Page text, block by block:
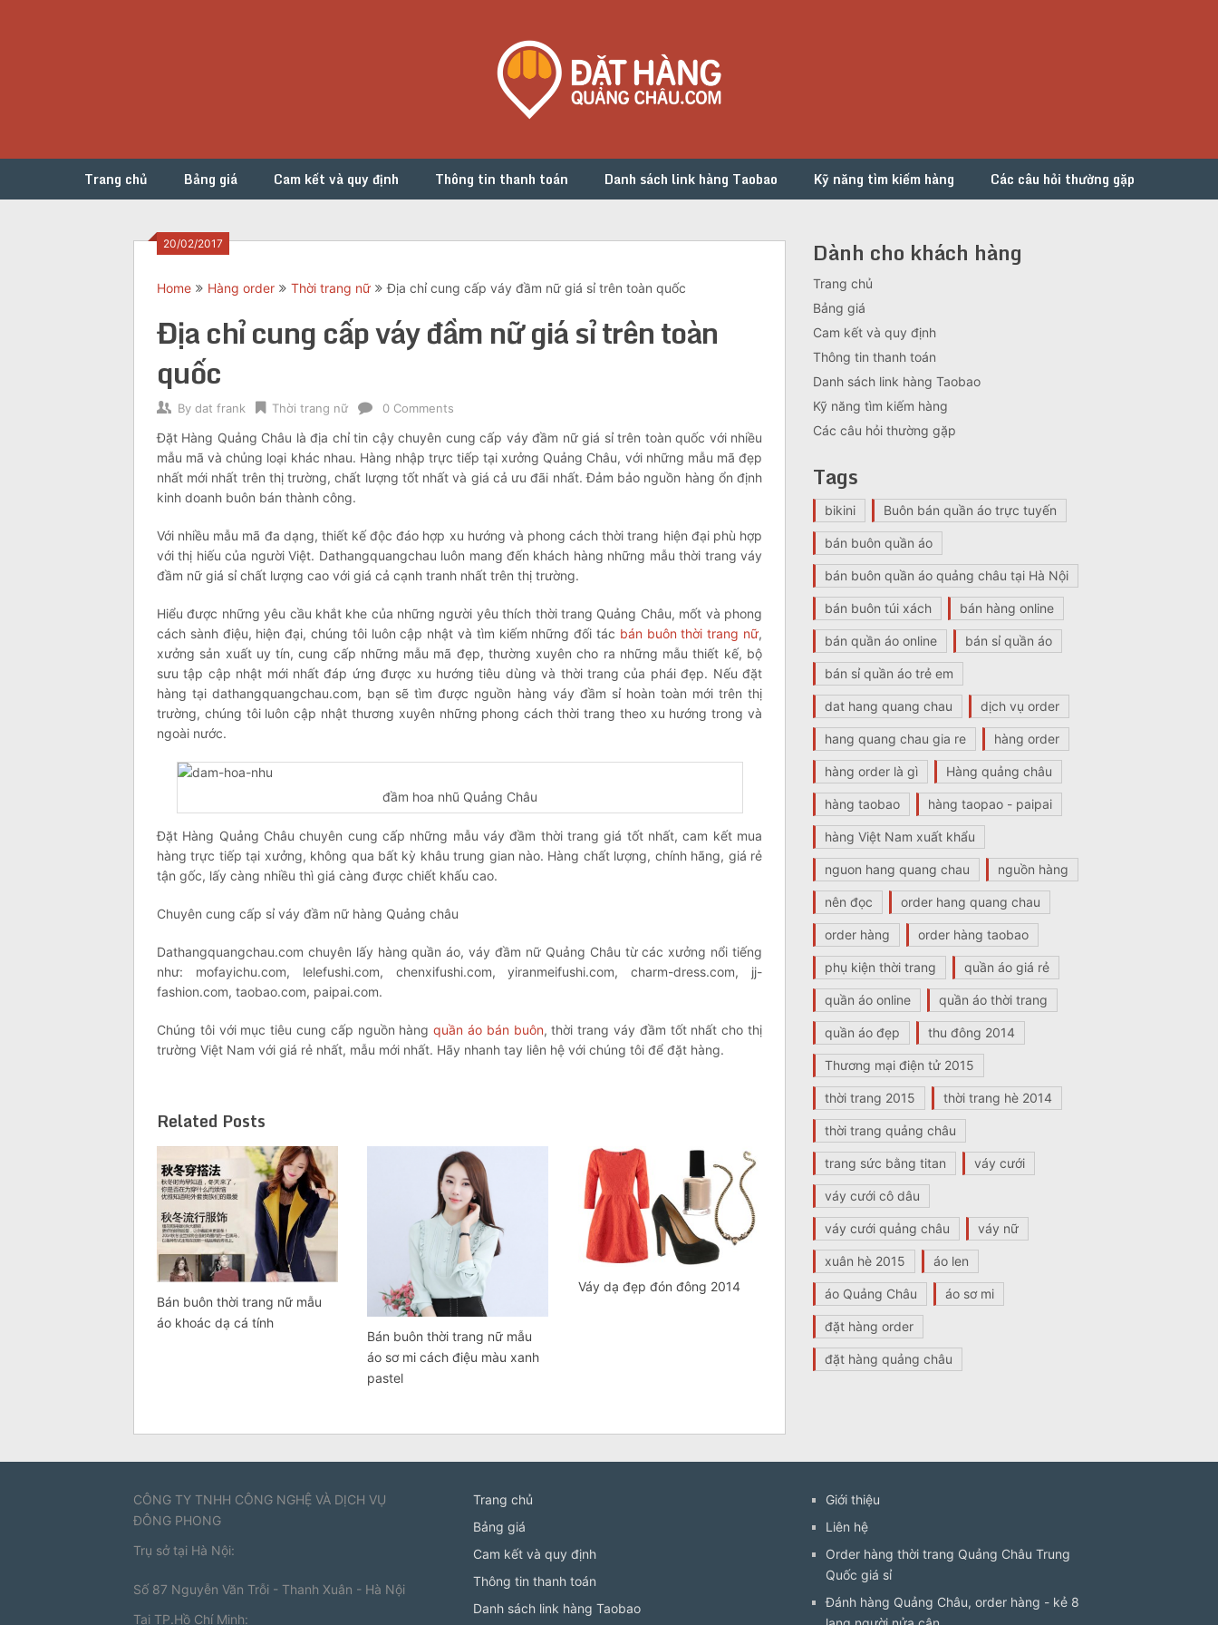
Trang chủ Bảng giá Cam kết và quy định Thông tin thanh toán Danh sách link hàng Taobao Kỹ năng tìm kiếm hàng Các câu hỏi thường gặp
20/02/2017
Home Hàng order Thời trang nữ Địa chỉ cung cấp váy đầm nữ giá sỉ trên toàn quốc
Địa chỉ cung cấp váy đầm nữ giá sỉ trên toàn
quốc
By dat frank Thời trang nữ 0 Comments
Đặt Hàng Quảng Châu là địa chỉ tin cậy chuyên cung cấp váy đầm nữ giá sỉ trên toàn quốc với nhiều
mẫu mã và chủng loại khác nhau. Hàng nhập trực tiếp tại xưởng Quảng Châu, với những mẫu mã đẹp
nhất mới nhất trên thị trường, chất lượng tốt nhất và giá cả ưu đãi nhất. Đảm bảo nguồn hàng ổn định
kinh doanh buôn bán thành công.
Với nhiều mẫu mã đa dạng, thiết kế độc đáo hợp xu hướng và phong cách thời trang hiện đại phù hợp
với thị hiếu của người Việt. Dathangquangchau luôn mang đến khách hàng những mẫu thời trang váy
đầm nữ giá sỉ chất lượng cao với giá cả cạnh tranh nhất trên thị trường.
Hiểu được những yêu cầu khắt khe của những người yêu thích thời trang Quảng Châu, mốt và phong
cách sành điệu, hiện đại, chúng tôi luôn cập nhật và tìm kiếm những đối tác bán buôn thời trang nữ,
xưởng sản xuất uy tín, cung cấp những mẫu mã đẹp, thường xuyên cho ra những mẫu thiết kế, bộ
sưu tập cập nhật mới nhất đáp ứng được xu hướng tiêu dùng và thời trang của phái đẹp. Nếu đặt
hàng tại dathangquangchau.com, bạn sẽ tìm được nguồn hàng váy đầm sỉ hoàn toàn mới trên thị
trường, chúng tôi luôn cập nhật thương xuyên những phong cách thời trang theo xu hướng trong và
ngoài nước.
đầm hoa nhũ Quảng Châu
Đặt Hàng Quảng Châu chuyên cung cấp những mẫu váy đầm thời trang giá tốt nhất, cam kết mua
hàng trực tiếp tại xưởng, không qua bất kỳ khâu trung gian nào. Hàng chất lượng, chính hãng, giá rẻ
tận gốc, lấy càng nhiều thì giá càng được chiết khấu cao.
Chuyên cung cấp sỉ váy đầm nữ hàng Quảng châu
Dathangquangchau.com chuyên lấy hàng quần áo, váy đầm nữ Quảng Châu từ các xưởng nổi tiếng
như: mofayichu.com, lelefushi.com, chenxifushi.com, yiranmeifushi.com, charm-dress.com, jj-
fashion.com, taobao.com, paipai.com.
Chúng tôi với mục tiêu cung cấp nguồn hàngquần áo bán buôn, thời trang váy đầm tốt nhất cho thị
trường Việt Nam với giá rẻ nhất, mẫu mới nhất. Hãy nhanh tay liên hệ với chúng tôi để đặt hàng.
Related Posts
Bán buôn thời trang nữ mẫu
áo khoác dạ cá tính
Bán buôn thời trang nữ mẫu
áo sơ mi cách điệu màu xanh
pastel
Váy dạ đẹp đón đông 2014
Dành cho khách hàng
Trang chủ
Bảng giá
Cam kết và quy định
Thông tin thanh toán
Danh sách link hàng Taobao
Kỹ năng tìm kiếm hàng
Các câu hỏi thường gặp
Tags
bikini Buôn bán quần áo trực tuyến
bán buôn quần áo
bán buôn quần áo quảng châu tại Hà Nội
bán buôn túi xách bán hàng online
bán quần áo online bán sỉ quần áo
bán sỉ quần áo trẻ em
dat hang quang chau dịch vụ order
hang quang chau gia re hàng order
hàng order là gì Hàng quảng châu
hàng taobao hàng taopao - paipai
hàng Việt Nam xuất khẩu
nguon hang quang chau nguồn hàng
nên đọc order hang quang chau
order hàng order hàng taobao
phụ kiện thời trang quần áo giá rẻ
quần áo online quần áo thời trang
quần áo đẹp thu đông 2014
Thương mại điện tử 2015
thời trang 2015 thời trang hè 2014
thời trang quảng châu
trang sức bằng titan váy cưới
váy cưới cô dâu
váy cưới quảng châu váy nữ
xuân hè 2015 áo len
áo Quảng Châu áo sơ mi
đặt hàng order
đặt hàng quảng châu
CÔNG TY TNHH CÔNG NGHỆ VÀ DỊCH VỤ
ĐÔNG PHONG
Trụ sở tại Hà Nội:
Số 87 Nguyễn Văn Trỗi - Thanh Xuân - Hà Nội
Tại TP.Hồ Chí Minh:
Trang chủ
Bảng giá
Cam kết và quy định
Thông tin thanh toán
Danh sách link hàng Taobao
Giới thiệu
Liên hệ
Order hàng thời trang Quảng Châu Trung
Quốc giá sỉ
Đánh hàng Quảng Châu, order hàng - kẻ 8